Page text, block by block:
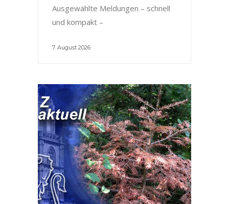
Ausgewählte Meldungen – schnell
und kompakt –
7. August 2026